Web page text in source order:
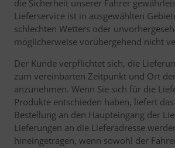
die Sicherheit unserer Fahrer
Lieferservice ist in ausgewählten
schlechten Wetters oder
möglicherweise vorübergehend nicht
Der Kunde verpflichtet sich, die
zum vereinbarten Zeitpunkt und Ort
anzunehmen. Wenn Sie sich für die
Produkte entschieden haben, liefert
Bestellung an den Haupteingang der
Lieferungen an die Lieferadresse
hineingetragen, wenn sowohl der